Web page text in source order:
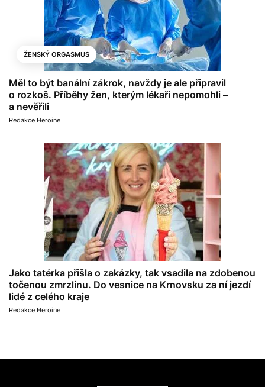
ŽENSKÝ ORGASMUS
Měl to být banální zákrok, navždy je ale připravil
o rozkoš. Příběhy žen, kterým lékaři nepomohli –
a nevěřili
Redakce Heroine
Jako tatérka přišla o zakázky, tak vsadila na zdobenou
točenou zmrzlinu. Do vesnice na Krnovsku za ní jezdí
lidé z celého kraje
Redakce Heroine